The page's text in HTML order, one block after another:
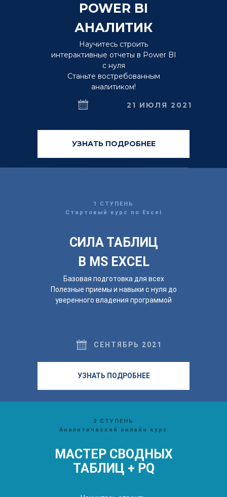
POWER BI
АНАЛИТИК
Научитесь строить
интерактивные отчеты в Power BI
с нуля
Cтаньте востребованным
аналитиком!
УЗНАТЬ ПОДРОБНЕЕ
21 ИЮЛЯ 2021
СИЛА ТАБЛИЦ
В MS EXCEL
Базовая подготовка для всех
Полезные приемы и навыки с нуля до
уверенного владения программой
УЗНАТЬ ПОДРОБНЕЕ
СЕНТЯБРЬ 2021
1 СТУПЕНЬ
Стартовый курс по Excel
МАСТЕР СВОДНЫХ
ТАБЛИЦ + PQ
2 СТУПЕНЬ
Аналитический онлайн курс